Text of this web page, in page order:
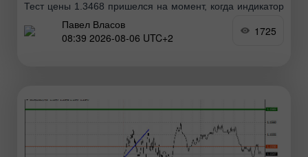
Тест цены 1.3468 пришелся на момент, когда индикатор
MACD много прошел вверх от нулевой отметки, что
ограничивало восходящий потенциал пары. По этой
Павел Власов
08:39 2026-08-06 UTC+2
1725